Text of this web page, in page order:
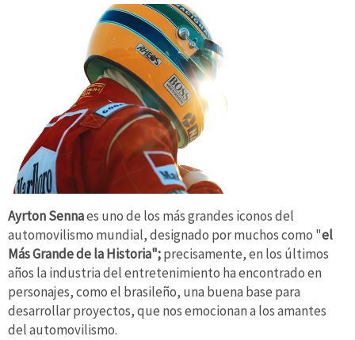
Ayrton Sennaes uno de los más grandes iconos del
automovilismo mundial, designado por muchos como "el
Más Grande de la Historia";precisamente, en los últimos
años la industria del entretenimiento ha encontrado en
personajes, como el brasileño, una buena base para
desarrollar proyectos, que nos emocionan a los amantes
del automovilismo.